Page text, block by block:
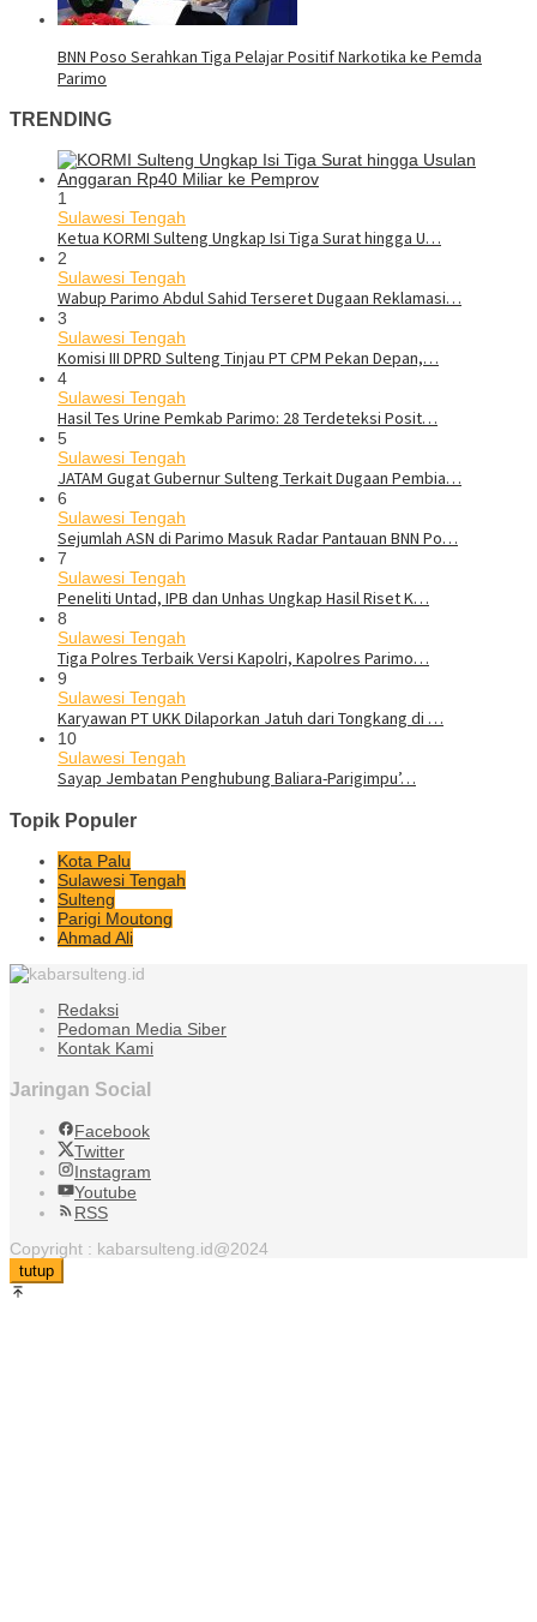
BNN Poso Serahkan Tiga Pelajar Positif Narkotika ke Pemda
Parimo
TRENDING
1
Sulawesi Tengah
Ketua KORMI Sulteng Ungkap Isi Tiga Surat hingga U…
2
Sulawesi Tengah
Wabup Parimo Abdul Sahid Terseret Dugaan Reklamasi…
3
Sulawesi Tengah
Komisi III DPRD Sulteng Tinjau PT CPM Pekan Depan,…
4
Sulawesi Tengah
Hasil Tes Urine Pemkab Parimo: 28 Terdeteksi Posit…
5
Sulawesi Tengah
JATAM Gugat Gubernur Sulteng Terkait Dugaan Pembia…
6
Sulawesi Tengah
Sejumlah ASN di Parimo Masuk Radar Pantauan BNN Po…
7
Sulawesi Tengah
Peneliti Untad, IPB dan Unhas Ungkap Hasil Riset K…
8
Sulawesi Tengah
Tiga Polres Terbaik Versi Kapolri, Kapolres Parimo…
9
Sulawesi Tengah
Karyawan PT UKK Dilaporkan Jatuh dari Tongkang di …
10
Sulawesi Tengah
Sayap Jembatan Penghubung Baliara-Parigimpu’…
Topik Populer
Kota Palu
Sulawesi Tengah
Sulteng
Parigi Moutong
Ahmad Ali
Redaksi
Pedoman Media Siber
Kontak Kami
Jaringan Social
Facebook
Twitter
Instagram
Youtube
RSS
Copyright : kabarsulteng.id@2024
tutup